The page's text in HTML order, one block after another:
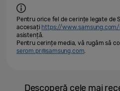
Pentru orice fel de cerințe legate de
accesați https://
asistență.
Pentru cerințe media, vă rugăm să
serom.pr@samsung.com.
Descoperă cele mai